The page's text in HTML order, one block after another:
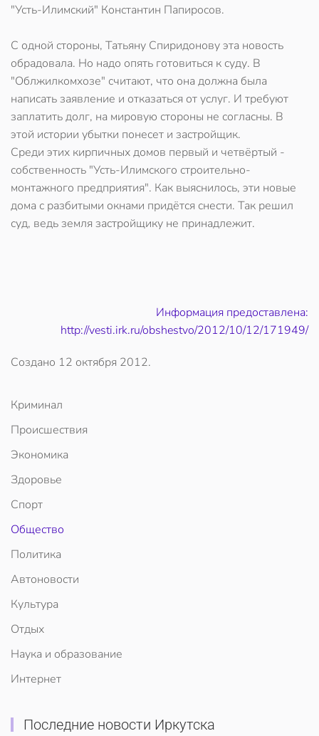
"Усть-Илимский" Константин Папиросов.
С одной стороны, Татьяну Спиридонову эта новость
обрадовала. Но надо опять готовиться к суду. В
"Облжилкомхозе" считают, что она должна была
написать заявление и отказаться от услуг. И требуют
заплатить долг, на мировую стороны не согласны. В
этой истории убытки понесет и застройщик.
Среди этих кирпичных домов первый и четвёртый -
собственность "Усть-Илимского строительно-
монтажного предприятия". Как выяснилось, эти новые
дома с разбитыми окнами придётся снести. Так решил
суд, ведь земля застройщику не принадлежит.
Информация предоставлена:
http://vesti.irk.ru/obshestvo/2012/10/12/171949/
Создано 12 октября 2012.
Криминал
Происшествия
Экономика
Здоровье
Спорт
Общество
Политика
Автоновости
Культура
Отдых
Наука и образование
Интернет
Последние новости Иркутска